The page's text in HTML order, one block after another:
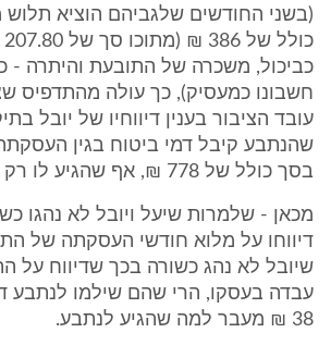
(בשני החודשים שלגביהם הוציא
כביכול, משכרה של התובעת והיתרה -
חשבונו כמעסיק), כך עולה מהתדפיס
עובד הציבור בענין דיווחיו של יובל
שהנתבע קיבל דמי ביטוח בגין
בסך כולל של 778 ₪, אף שהגיע לו רק סכום של 740 ₪.
מכאן - שלמרות שיעל ויובל לא נהגו
דיווחו על מלוא חודשי העסקתה של
שיובל לא נהג כשורה בכך שדיווח על
עבדה בעסקו, הרי שהם שילמו לנתבע
38 ₪ מעבר למה שהגיע לנתבע.